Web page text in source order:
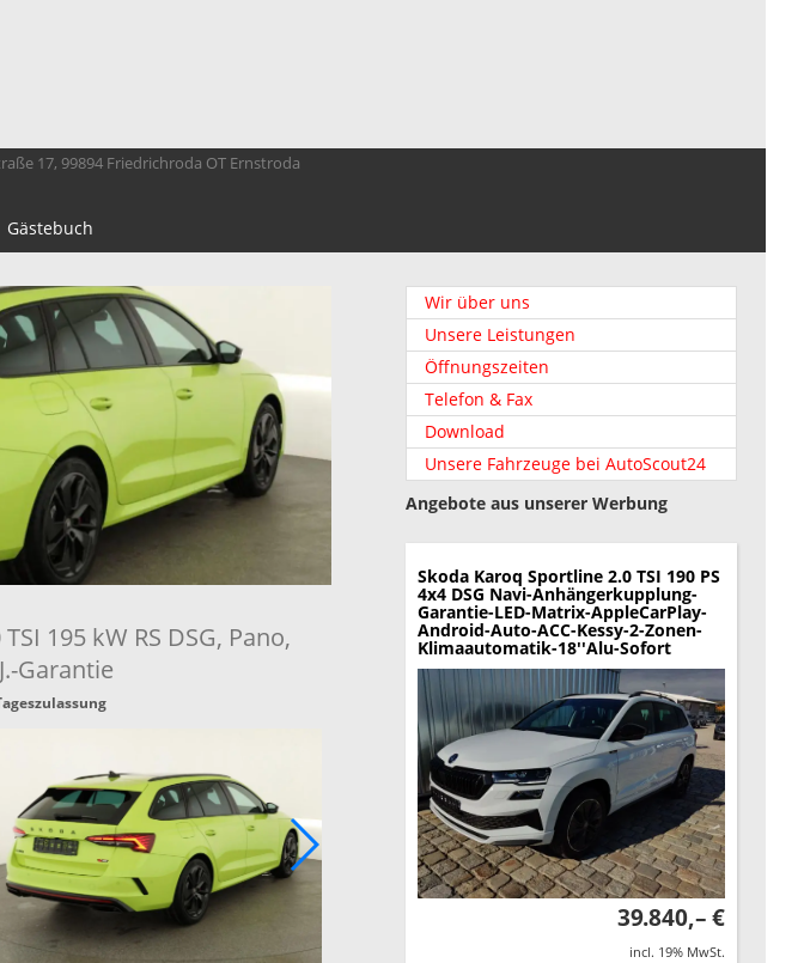
17, 99894 Friedrichroda OT Ernstroda
Gästebuch
TSI 195 kW RS DSG, Pano,
Garantie
Wir über uns
Unsere Leistungen
Öffnungszeiten
Telefon & Fax
Download
Unsere Fahrzeuge bei AutoScout24
Angebote aus unserer Werbung
Skoda Karoq Sportline 2.0 TSI 190 PS
4x4 DSG Navi-Anhängerkupplung-
Garantie-LED-Matrix-AppleCarPlay-
Android-Auto-ACC-Kessy-2-Zonen-
Klimaautomatik-18''Alu-Sofort
39.840,– €
incl. 19% MwSt.